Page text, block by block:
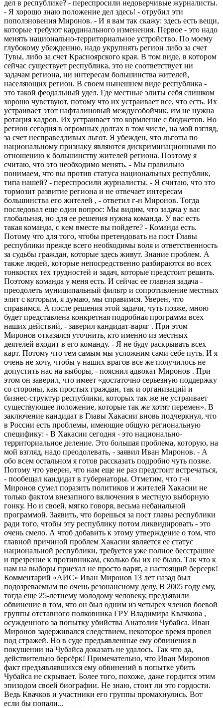
дел в республике? - переспросили недоверчивые журналисты.
- Я хорошо знаю положение дел здесь! - отрубил эти
поползновения Миронов. - И я вам так скажу: здесь есть вещи,
которые требуют кардинального изменения. Первое - это надо
менять национально-территориальное устройство. По моему
глубокому убеждению, надо укрупнять регион либо за счет
Тувы, либо за счет Красноярского края. В том виде, в котором
сейчас существует республика, это не соответствует ни
задачам региона, ни интересам большинства жителей,
населяющих регион. В своем нынешнем виде республика -
это такой феодальный удел. Где местные элиты себя слишком
хорошо чувствуют, потому что их устраивает все, что есть. Их
устраивает этот нафталиновый междусобойчик, им не нужна
ротация кадров. Их устраивает это кормление с бюджетов. Но
регион сегодня в огромных долгах в том числе, на мой взгляд,
за счет несправедливых льгот. Я убежден, что льготы по
национальному признаку являются дискриминационными по
отношению к большинству жителей региона. Поэтому я
считаю, что это необходимо менять. - Мы правильно
понимаем, что вы против статуса национальных республик,
типа нашей? - переспросили журналисты. - Я считаю, что это
тормозит развитие региона и не отвечает интересам
большинства его жителей , - ответил г-н Миронов. Тогда
последовал еще один вопрос: Мы видим, что задача у вас
глобальная, но для ее решения нужна команда. У вас есть
такая команда, с кем вместе вы пойдете? - Команда есть.
Потому что для того, чтобы претендовать на пост Главы
республики прежде всего необходимы воля и ответственность
за судьбы граждан, которые здесь живут. Знание проблем. А
также людей, которые непосредственно разбираются во всех
тонкостях тех трудностей и задач, которые предстоит решить.
Поэтому команда у меня есть. И сейчас ее главная задача -
преодолеть муниципальный фильтр и сопротивление местных
элит с которым, я думаю, мы справимся. Уверен, что
справимся. А после решения этой задачи, чуть позже, мною
будет представлена конкретная подробная программа всех
наших действий, - заверил кандидат-варяг . При этом
Миронов отказался уточнить, кто именно из местных
деятелей входит в его команду. - Я не буду раскрывать всех
карт. Потому что тем самым мы усложним сами себе путь. И я
очень не хочу, чтобы у наших врагов все же получилось не
допустить нас на выборы, - пояснил адвокат Миронов . При
этом он заверил, что имеет «достаточно серьезную поддержку
со стороны, как простых граждан, так и организаций и
бизнес-структур республики, которых так же не устраивает
существующее положение, которые так же хотят перемен». В
заключение кандидат в Главы Хакасии вновь подчеркнул, что
в России есть проблемы, имеющие общую региональную
специфику: - В Хакасии сегодня - это национально-
территориальное деление. Это большая проблема, которую, на
мой взгляд, надо преодолевать, - заявил Иван Миронов. - А
обо всем остальном я готов рассказать подробно чуть позже.
Потому что уверен, что нам еще не раз предстоит встречаться,
- пообещал кандидат в губернаторы. Отметим, что г-н
Миронов сумел поразить политиков и жителей Хакасии не
только фактом внезапного включения в местную выборную
гонку. Но и своей, мягко говоря, весьма небанальной
программой. Заявить, что борешься за пост главы республики
ради того, чтобы эту республику потом ликвидировать - это
очень смело. А чтоб добавить к этому утверждение о том, что
главной причиной проблем Хакасии является ее статус
национальной республики, требуется уже полное бесстрашие
и презрение к противникам, сколько бы их не было. Так что к
нам на выборы приехал не просто варяг, а настоящий берсерк!
Комментарий «АИС» Иван Миронов 13 лет назад был
подозреваемым по очень резонансному делу. В 2005 году ему,
тогда еще 25-летнему молодому человеку, предъявили
обвинение в том, что он был одним из четырех членов боевой
группы отставного полковника ГРУ Владимира Квачкова ,
осужденного за попытку убийства Анатолия Чубайса. Иван
Миронов задерживался следствием, некоторое время провел
под стражей. Но в суде предъявленные ему обвинения в
покушении на Чубайса доказать не удалось. Так что да,
действительно берсёрк! Примечательно, что Иван Миронов
факт предъявлявшихся ему обвинений в попытке убить
Чубайса не скрывает. Более того, похоже, даже гордится этим
эпизодом своей биографии. Не знаю, стоит ли это гордости.
Ведь Квачков и участники его группы промахнулись. Вот
если бы попали...